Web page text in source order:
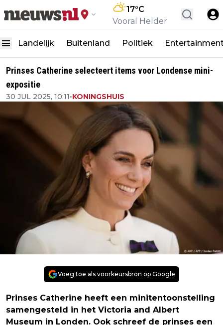
17°C
Vooral Helder
Landelijk Buitenland Politiek
Prinses Catherine selecteert items voor Londense mini-
expositie
30 JUL 2025, 10:11•KONINGSHUIS
Voeg toe als voorkeursbron op Google
Prinses Catherine heeft een minitentoonstelling
samengesteld in het Victoria and Albert
Museum in Londen. Ook schreef de prinses een